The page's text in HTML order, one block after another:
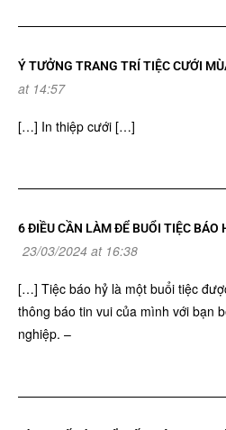
Ý TƯỞNG TRANG TRÍ TIỆC CƯỚI
at 14:57
[…] In thiệp cưới […]
6 ĐIỀU CẦN LÀM ĐỂ BUỔI TIỆC BÁO
23/03/2024 at 16:38
[…] Tiệc báo hỷ là một buổi tiệc
thông báo tin vui của mình với bạn
nghiệp. –